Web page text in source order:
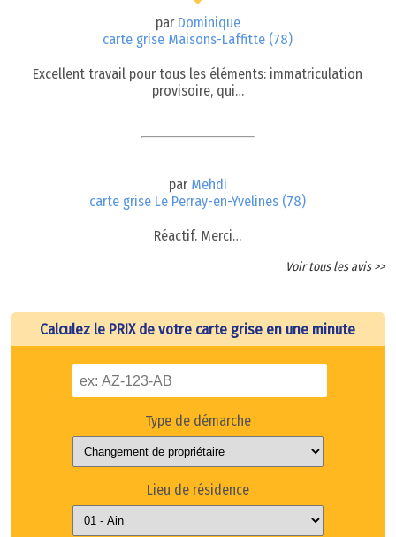
par Dominique
carte grise Maisons-Laffitte (78)
Excellent travail pour tous les éléments: immatriculation
provisoire, qui…
par Mehdi
carte grise Le Perray-en-Yvelines (78)
Réactif. Merci…
Voir tous les avis >>
Calculez le PRIX de votre carte grise en une minute
Type de démarche
Lieu de résidence